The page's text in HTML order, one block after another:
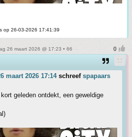
op 26-03-2026 17:41:39
26 maart 2026 @ 17:23 • 66
maart 2026 17:14schreef spapaars
geleden ontdekt, een geweldige